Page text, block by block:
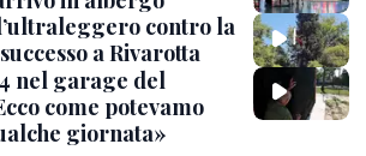
contro la
a Rivarotta
nel garage del
come potevamo
giornata»